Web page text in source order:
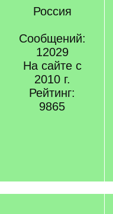
Россия
Сообщений:
12029
На сайте с
2010 г.
Рейтинг:
9865